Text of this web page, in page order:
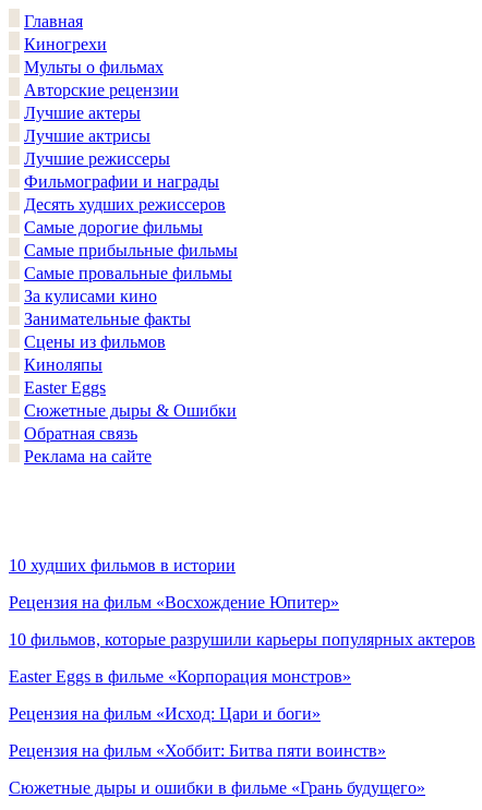
Главная
Киногрехи
Мульты о фильмах
Авторские рецензии
Лучшие актеры
Лучшие актрисы
Лучшие режиссеры
Фильмографии и награды
Десять худших режиссеров
Самые дорогие фильмы
Самые прибыльные фильмы
Самые провальные фильмы
За кулисами кино
Занимательные факты
Сцены из фильмов
Киноляпы
Easter Eggs
Сюжетные дыры & Ошибки
Обратная связь
Реклама на сайте
10 худших фильмов в истории
Рецензия на фильм «Восхождение Юпитер»
10 фильмов, которые разрушили карьеры популярных актеров
Easter Eggs в фильме «Корпорация монстров»
Рецензия на фильм «Исход: Цари и боги»
Рецензия на фильм «Хоббит: Битва пяти воинств»
Сюжетные дыры и ошибки в фильме «Грань будущего»